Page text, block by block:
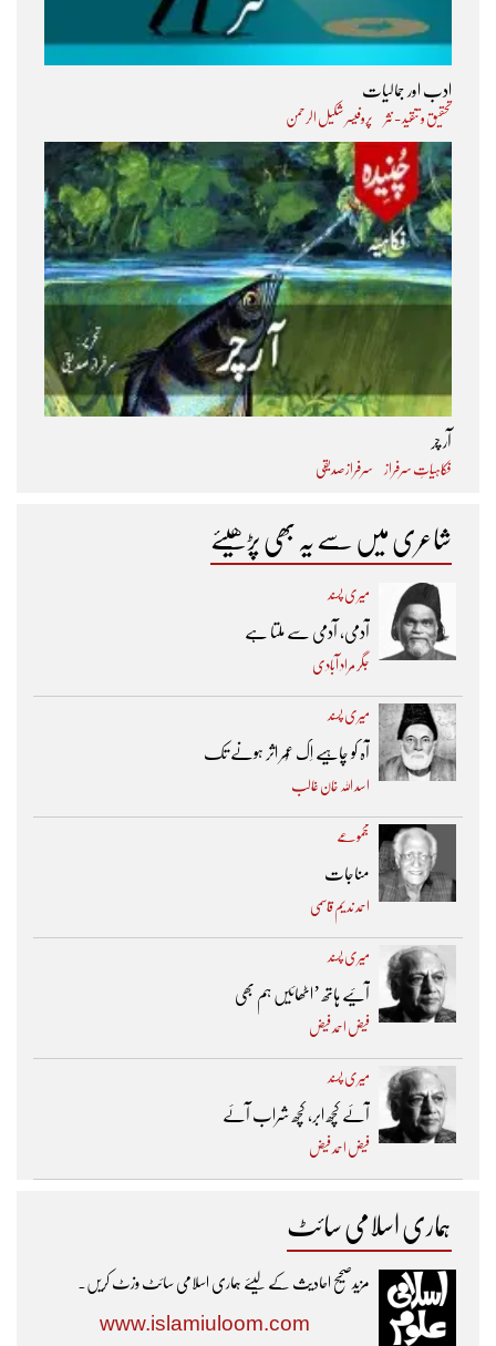
ادب اور جمالیات
تحقیق و تنقید - نثر پروفیسر شکیل الرحمن
آر چر
فکاہیاتِ سرفراز سرفراز صدیقی
شاعری میں سے یہ بھی پڑھیئے
میری پسند
آدمی، آدمی سے ملتا ہے
جگر مراد آبادی
میری پسند
آہ کو چاہیے اِک عُمر اثر ہونے تک ​
اسد اللہ خان غالب
مجموعے
مناجات
احمد ندیم قاسمی
میری پسند
آئیے ہاتھ ’اٹھائیں ہم بھی
فیض احمد فیض
میری پسند
آئے کچھ ابر، کچھ شراب آئے
فیض احمد فیض
ہماری اسلامی سائٹ
مزیدصحیح احادیث کے لیئے ہماری اسلامی سائٹ وزٹ کریں۔
www.islamiuloom.com